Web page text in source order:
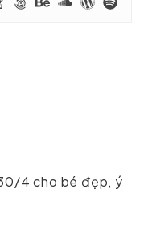
4 cho bé đẹp, ý